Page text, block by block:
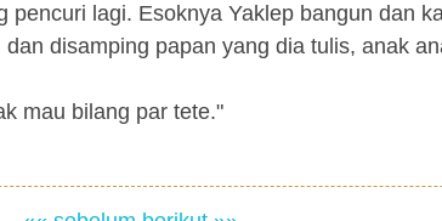
pencuri lagi. Esoknya Yaklep bangun dan
disamping papan yang dia tulis, anak
mau bilang par tete."